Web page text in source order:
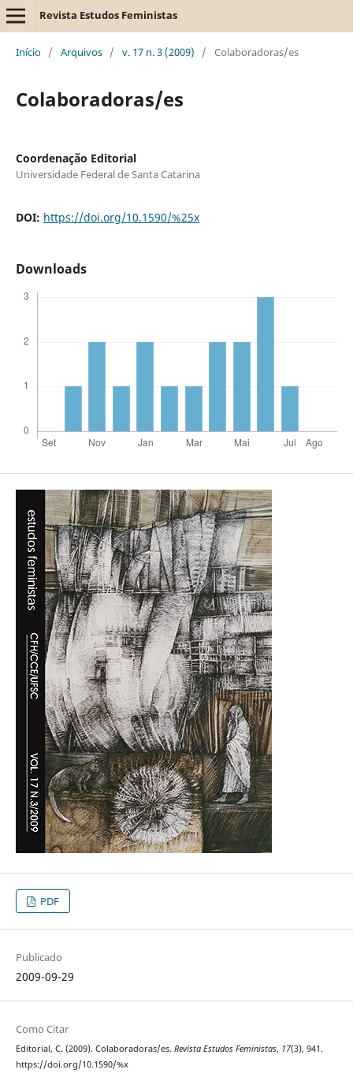
Revista Estudos Feministas
Início / Arquivos / v. 17 n. 3 (2009) / Colaboradoras/es
Colaboradoras/es
Coordenação Editorial
Universidade Federal de Santa Catarina
DOI: https://doi.org/10.1590/%25x
Downloads
PDF
Publicado
2009-09-29
Como Citar
Editorial, C. (2009). Colaboradoras/es. Revista Estudos Feministas, 17(3), 941.
https://doi.org/10.1590/%x